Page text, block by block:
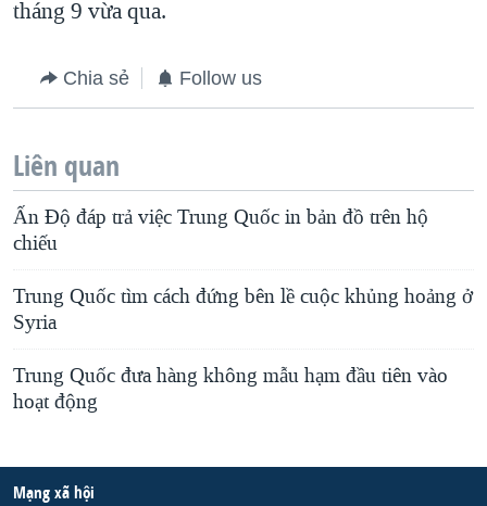
tháng 9 vừa qua.
Chia sẻ Follow us
Liên quan
Ấn Độ đáp trả việc Trung Quốc in bản đồ trên hộ
chiếu
Trung Quốc tìm cách đứng bên lề cuộc khủng hoảng ở
Syria
Trung Quốc đưa hàng không mẫu hạm đầu tiên vào
hoạt động
Mạng xã hội